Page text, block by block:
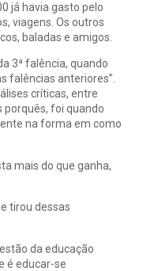
já havia gasto pelo
viagens. Os outros
baladas e amigos.
3ª falência, quando
falências anteriores”.
críticas, entre
porquês, foi quando
na forma em como
mais do que ganha,
tirou dessas
da educação
é educar-se